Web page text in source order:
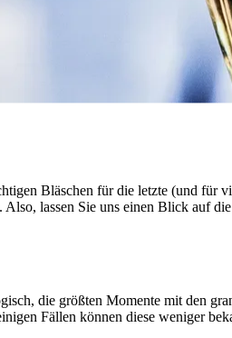
Bläschen für die letzte (und für
lassen Sie uns einen Blick auf
die größten Momente mit den
Fällen können diese weniger